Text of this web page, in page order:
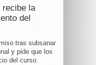
recibe la
del
tras subsanar
y pide que los
del curso.